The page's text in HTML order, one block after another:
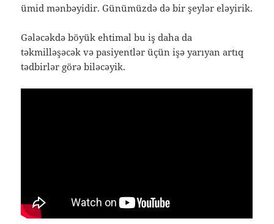
ümid mənbəyidir. Günümüzdə də bir şeylər eləyirik.
Gələcəkdə böyük ehtimal bu iş daha da
təkmilləşəcək və pasiyentlər üçün işə yarıyan artıq
tədbirlər görə biləcəyik.